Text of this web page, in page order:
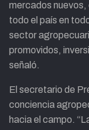
mercados nuevos,
todo el país en
sector
promovidos,
señaló.
El secretario de
conciencia
hacia el campo.